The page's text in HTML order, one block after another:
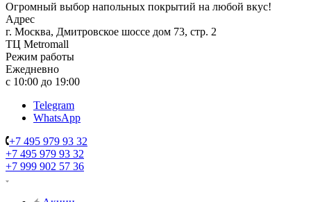
Огромный выбор напольных покрытий на любой вкус!
Адрес
г. Москва, Дмитровское шоссе дом 73, стр. 2
ТЦ Metromall
Режим работы
Ежедневно
с 10:00 до 19:00
Telegram
WhatsApp
+7 495 979 93 32
+7 495 979 93 32
+7 999 902 57 36